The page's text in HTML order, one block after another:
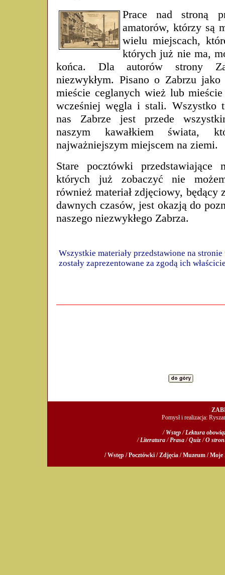
Prace nad stroną
amatorów, którzy są
wielu miejscach,
których już nie ma,
końca. Dla autorów strony
niezwykłym. Pisano o Zabrzu
mieście ceglanych wież lub
wcześniej węgla i stali. Wszystko
nas Zabrze jest przede
naszym kawałkiem świata,
najważniejszym miejscem na ziemi.
Stare pocztówki przedstawiające
których już zobaczyć nie
również materiał zdjęciowy, będący
dawnych czasów, jest okazją do
naszego niezwykłego Zabrza.
Wszystkie materiały przedstawione na
zostały zaprezentowane za zgodą ich
Pomysł i realizacja:
/Wstęp/Lektura
/Literatura/Prasa/Quiz/O
/ Wstęp / Pocztówki / Zdjęcia / Muzeum / Moje